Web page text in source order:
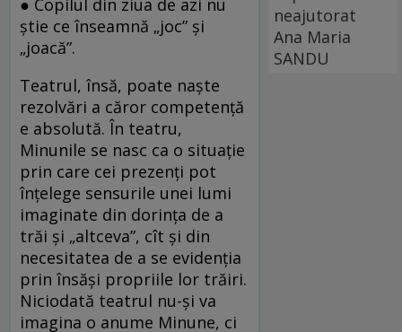
ştie ce înseamnă „joc” şi
„joacă”.
Teatrul, însă, poate naşte
rezolvări a căror competenţă
e absolută. În teatru,
Minunile se nasc ca o situaţie
prin care cei prezenţi pot
înţelege sensurile unei lumi
imaginate din dorinţa de a
trăi şi „altceva”, cît şi din
necesitatea de a se evidenţia
prin însăşi propriile lor trăiri.
Niciodată teatrul nu-şi va
imagina o anume Minune, ci
neajutorat
Ana Maria
SANDU